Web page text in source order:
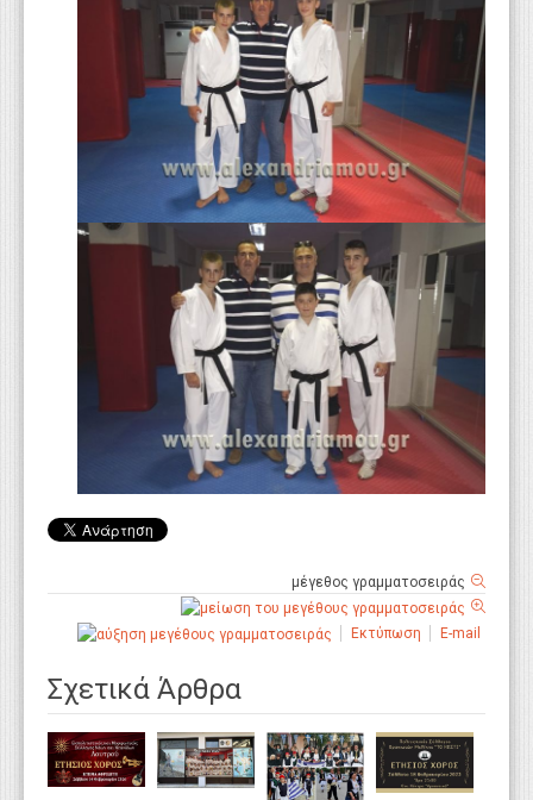
μέγεθος γραμματοσειράς
Εκτύπωση E-mail
Σχετικά Άρθρα